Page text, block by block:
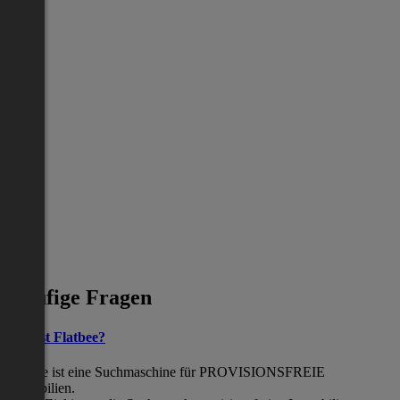
Häufige Fragen
Was ist Flatbee?
Flatbee ist eine Suchmaschine für PROVISIONSFREIE
Immobilien.